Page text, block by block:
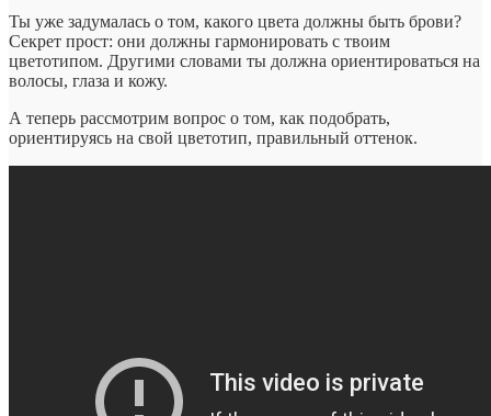
Ты уже задумалась о том, какого цвета должны быть брови?
Секрет прост: они должны гармонировать с твоим
цветотипом. Другими словами ты должна ориентироваться на
волосы, глаза и кожу.
А теперь рассмотрим вопрос о том, как подобрать,
ориентируясь на свой цветотип, правильный оттенок.